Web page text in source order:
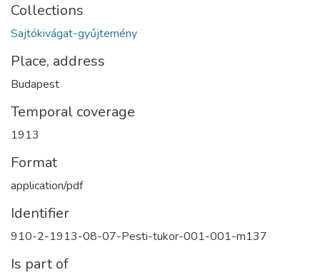
Collections
Sajtókivágat-gyűjtemény
Place, address
Budapest
Temporal coverage
1913
Format
application/pdf
Identifier
910-2-1913-08-07-Pesti-tukor-001-001-m137
Is part of